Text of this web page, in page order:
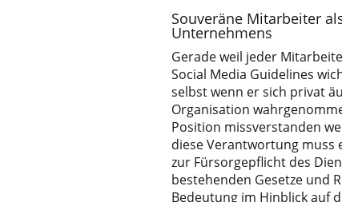
Souveräne Mitarbeiter
Unternehmens
Gerade weil jeder
Social Media Guidelines
selbst wenn er sich privat
Organisation
Position missverstanden
diese Verantwortung muss
zur Fürsorgepflicht des
bestehenden Gesetze und
Bedeutung im Hinblick auf